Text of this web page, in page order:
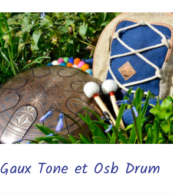
Gaux Tone et Osb Drum